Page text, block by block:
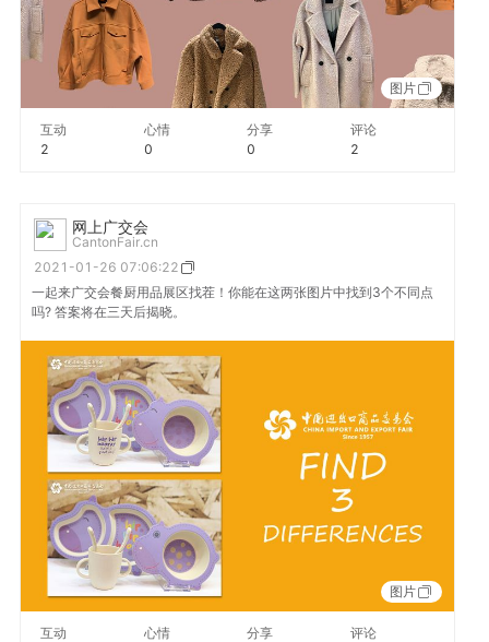
图片
互动
2
心情
0
分享
0
评论
2
网上广交会
CantonFair.cn
2021-01-26 07:06:22
一起来广交会餐厨用品展区找茬！你能在这两张图片中找到3个不同点
吗? 答案将在三天后揭晓。
图片
互动
心情
分享
评论